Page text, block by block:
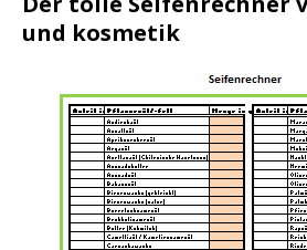
und kosmetik